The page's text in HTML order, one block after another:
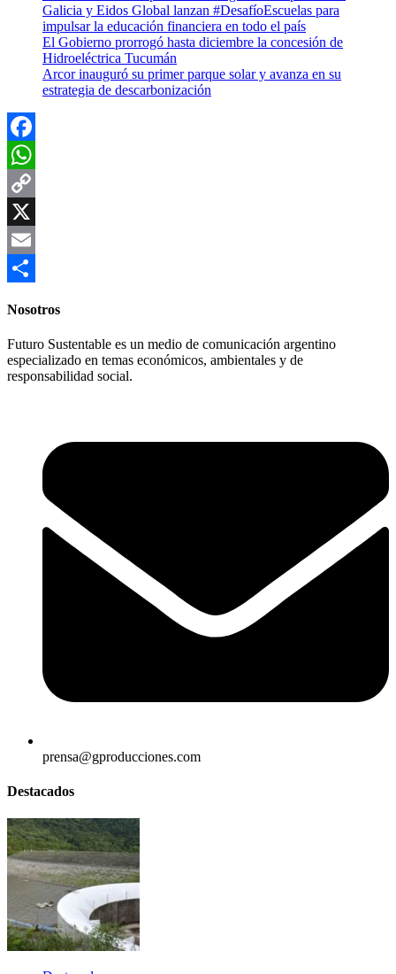
Galicia y Eidos Global lanzan #DesafíoEscuelas para
impulsar la educación financiera en todo el país
El Gobierno prorrogó hasta diciembre la concesión de
Hidroeléctrica Tucumán
Arcor inauguró su primer parque solar y avanza en su
estrategia de descarbonización
Facebook
WhatsApp
Copy
Link
X
Email
Nosotros
Futuro Sustentable es un medio de comunicación argentino
especializado en temas económicos, ambientales y de
responsabilidad social.
prensa@gproducciones.com
Destacados